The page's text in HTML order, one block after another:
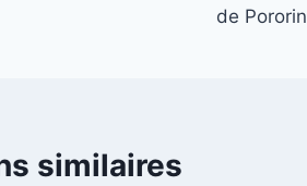
de Pororin
similaires